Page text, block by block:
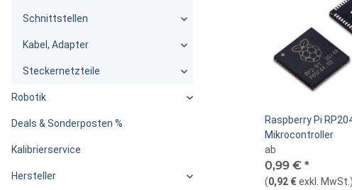
Raspberry Pi
Mikrocontroller
ab
0,99 € *
(0,92 €exkl. MwSt. )
Schnittstellen
Kabel, Adapter
Steckernetzteile
Robotik
Deals & Sonderposten %
Kalibrierservice
Hersteller